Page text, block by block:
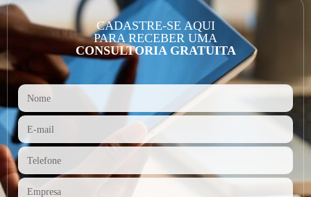
CADASTRE-SE AQUI
PARA RECEBER UMA
CONSULTORIA GRATUITA